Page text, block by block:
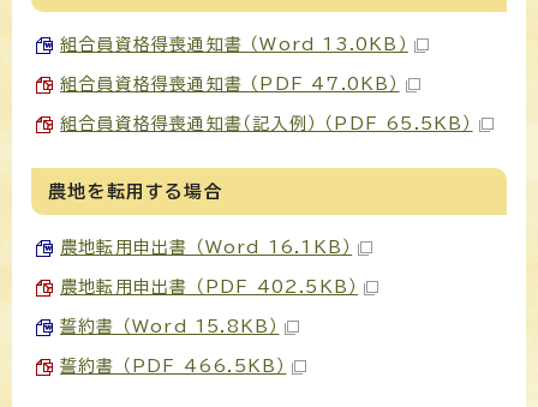
組合員資格得喪通知書 （Word 13.0KB）
組合員資格得喪通知書 （PDF 47.0KB）
組合員資格得喪通知書（記入例） （PDF 65.5KB）
農地を転用する場合
農地転用申出書 （Word 16.1KB）
農地転用申出書 （PDF 402.5KB）
誓約書 （Word 15.8KB）
誓約書 （PDF 466.5KB）